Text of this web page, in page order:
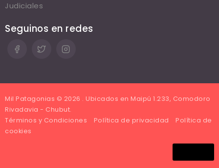
Judiciales
Seguinos en redes
Mil Patagonias © 2026 . Ubicados en Maipú 1.233, Comodoro
Rivadavia - Chubut.
Términos y Condiciones
Política de privacidad
Política de
cookies